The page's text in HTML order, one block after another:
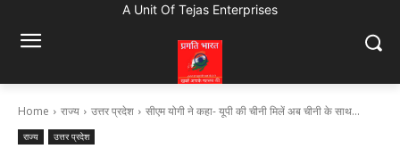
A Unit Of Tejas Enterprises
Home राज्य उत्तर प्रदेश सीएम योगी ने कहा- यूपी की चीनी मिलें अब चीनी के साथ...
राज्य उत्तर प्रदेश